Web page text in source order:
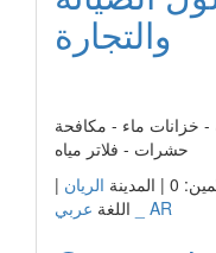
والتجارة
- خزانات ماء - مكافحة
حشرات - فلاتر مياه
الريان |
اللغة عربي _ AR